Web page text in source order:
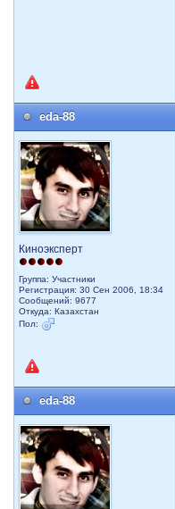
eda-88
Киноэксперт
Группа: Участники
Регистрация: 30 Сен 2006, 18:34
Сообщений: 9677
Откуда: Казахстан
Пол:
eda-88